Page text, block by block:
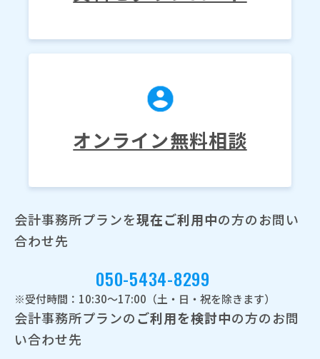
オンライン無料相談
会計事務所プランを現在ご利用中の方のお問い
合わせ先
050-5434-8299
※受付時間：10:30～17:00（土・日・祝を除きます）
会計事務所プランのご利用を検討中の方のお問
い合わせ先